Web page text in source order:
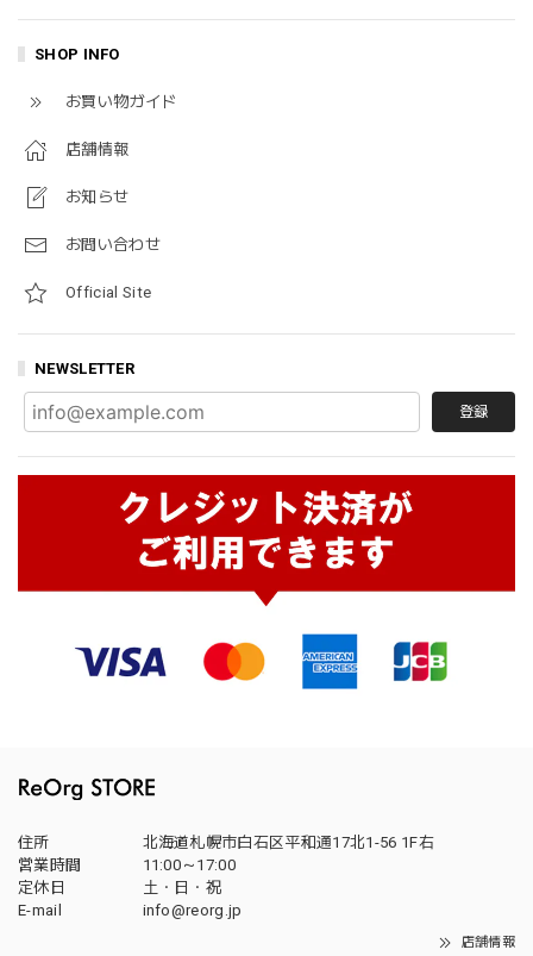
SHOP INFO
お買い物ガイド
店舗情報
お知らせ
お問い合わせ
Official Site
NEWSLETTER
登録
住所
北海道札幌市白石区平和通17北1-56 1F右
営業時間
11:00～17:00
定休日
土・日・祝
E-mail
info@reorg.jp
店舗情報